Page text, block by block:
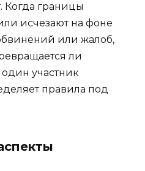
Когда границы
исчезают на фоне
или жалоб,
ли
участник
правила под